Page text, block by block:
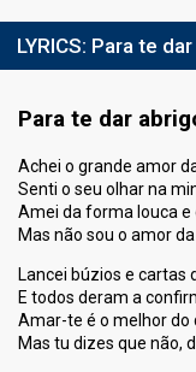
LYRICS: Para te
Para te dar
Achei o grande amor
Senti o seu olhar na
Amei da forma louca e
Mas não sou o amor
Lancei búzios e cartas
E todos deram a
Amar-te é o melhor do
Mas tu dizes que não,